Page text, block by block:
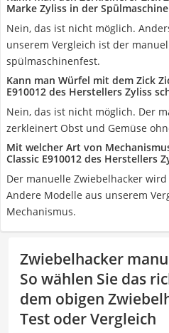
Marke Zyliss in der
Nein, das ist nicht möglich.
unserem Vergleich ist der
spülmaschinenfest.
Kann man Würfel mit dem Zick
E910012 des Herstellers Zyliss
Nein, das ist nicht möglich. Der
zerkleinert Obst und Gemüse
Mit welcher Art von
Classic E910012 des Herstellers
Der manuelle Zwiebelhacker
Andere Modelle aus unserem
Mechanismus.
Zwiebelhacker
So wählen Sie das
dem obigen
Test oder Vergleich